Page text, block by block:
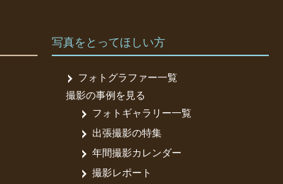
写真をとってほしい方
フォトグラファー一覧
撮影の事例を見る
フォトギャラリー一覧
出張撮影の特集
年間撮影カレンダー
撮影レポート